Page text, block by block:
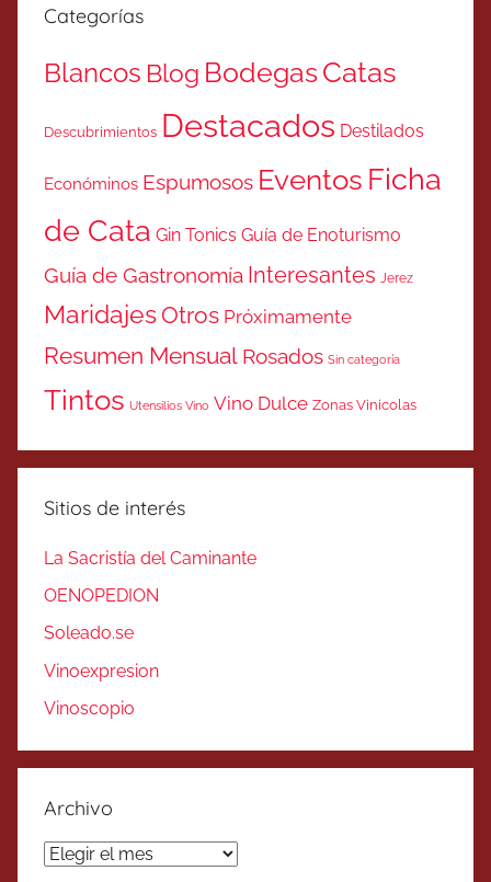
Categorías
Blancos Blog BodegasCatas
Descubrimientos Destacados Destilados
Económinos Espumosos Eventos Ficha
de Cata Gin Tonics Guía de Enoturismo
Guía de Gastronomía Interesantes Jerez
MaridajesOtros Próximamente
Resumen Mensual Rosados Sin categoría
Tintos Utensilios Vino Vino Dulce Zonas Vinicolas
Sitios de interés
La Sacristía del Caminante
OENOPEDION
Soleado.se
Vinoexpresion
Vinoscopio
Archivo
Archivo